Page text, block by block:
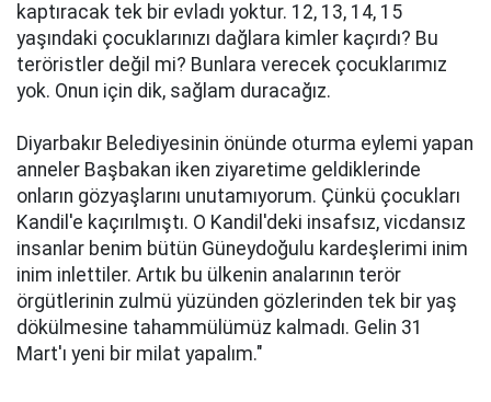
kaptıracak tek bir evladı yoktur. 12, 13, 14, 15
yaşındaki çocuklarınızı dağlara kimler kaçırdı? Bu
teröristler değil mi? Bunlara verecek çocuklarımız
yok. Onun için dik, sağlam duracağız.
Diyarbakır Belediyesinin önünde oturma eylemi yapan
anneler Başbakan iken ziyaretime geldiklerinde
onların gözyaşlarını unutamıyorum. Çünkü çocukları
Kandil'e kaçırılmıştı. O Kandil'deki insafsız, vicdansız
insanlar benim bütün Güneydoğulu kardeşlerimi inim
inim inlettiler. Artık bu ülkenin analarının terör
örgütlerinin zulmü yüzünden gözlerinden tek bir yaş
dökülmesine tahammülümüz kalmadı. Gelin 31
Mart'ı yeni bir milat yapalım."